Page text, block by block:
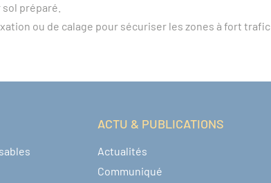
préparé.
ou de calage pour sécuriser les zones à fort trafic.
ACTU & PUBLICATIONS
Actualités
Communiqué